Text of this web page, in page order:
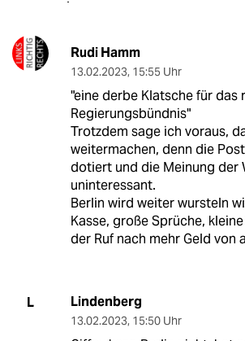
Rudi Hamm
13.02.2023, 15:55 Uhr
"eine derbe Klatsche für
Regierungsbündnis"
Trotzdem sage ich voraus,
weitermachen, denn die
dotiert und die Meinung der
uninteressant.
Berlin wird weiter wursteln
Kasse, große Sprüche,
der Ruf nach mehr Geld von
L Lindenberg
13.02.2023, 15:50 Uhr